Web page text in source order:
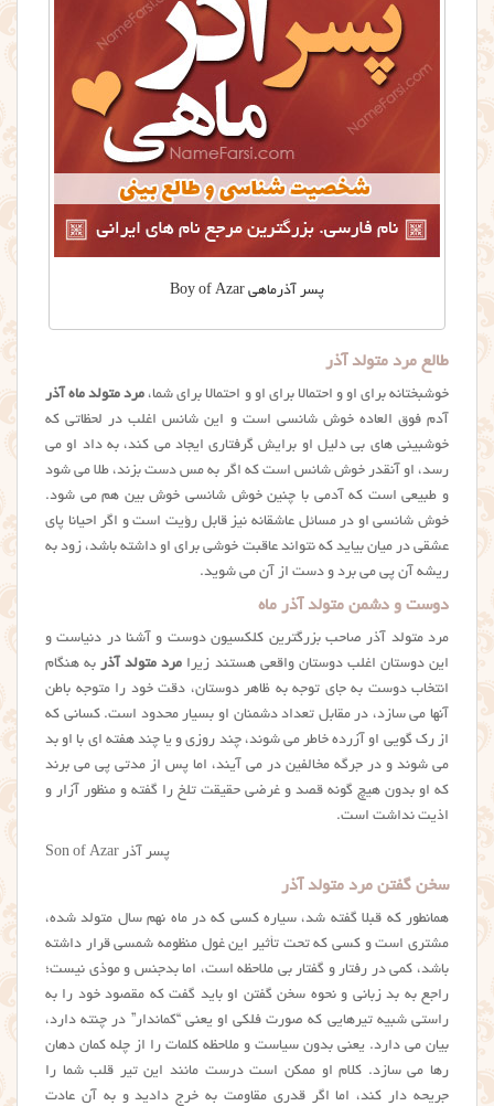
پسر آذرماهی Boy of Azar
طالع مرد متولد آذر
خوشبختانه برای او و احتمالا برای او و احتمالا برای شما، مرد متولد ماه آذر
آدم فوق العاده خوش شانسی است و این شانس اغلب در لحظاتی که
خوشبینی های بی دلیل او برایش گرفتاری ایجاد می کند، به داد او می
رسد، او آنقدر خوش شانس است که اگر به مس دست بزند، طلا می شود
و طبیعی است که آدمی با چنین خوش شانسی خوش بین هم می شود.
خوش شانسی او در مسائل عاشقانه نیز قابل رؤیت است و اگر احیانا پای
عشقی در میان بیاید که نتواند عاقبت خوشی برای او داشته باشد، زود به
ریشه آن پی می برد و دست از آن می شوید.
دوست و دشمن متولد آذر ماه
مرد متولد آذر صاحب بزرگترین کلکسیون دوست و آشنا در دنیاست و
این دوستان اغلب دوستان واقعی هستند زیرا مرد متولد آذربه هنگام
انتخاب دوست به جای توجه به ظاهر دوستان، دقت خود را متوجه باطن
آنها می سازد، در مقابل تعداد دشمنان او بسیار محدود است. کسانی که
از رک گویی او آزرده خاطر می شوند، چند روزی و یا چند هفته ای با او بد
می شوند و در جرگه مخالفین در می آیند، اما پس از مدتی پی می برند
که او بدون هیچ گونه قصد و غرضی حقیقت تلخ را گفته و منظور آزار و
اذیت نداشت است.
پسر آذر Son of Azar
سخن گفتن مرد متولد آذر
همانطور که قبلا گفته شد، سیاره کسی که در ماه نهم سال متولد شده،
مشتری است و کسی که تحت تأثیر این غول منظومه شمسی قرار داشته
باشد، کمی در رفتار و گفتار بی ملاحظه است، اما بدجنس و موذی نیست؛
راجع به بد زبانی و نحوه سخن گفتن او باید گفت که مقصود خود را به
راستی شبیه تیرهایی که صورت فلکی او یعنی “کماندار” در چنته دارد،
بیان می دارد. یعنی بدون سیاست و ملاحظه کلمات را از چله کمان دهان
رها می سازد. کلام او ممکن است درست مانند این تیر قلب شما را
جریحه دار کند، اما اگر قدری مقاومت به خرج دادید و به آن عادت